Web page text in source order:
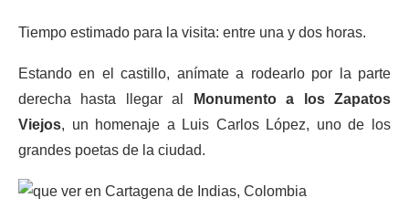
Tiempo estimado para la visita: entre una y dos horas.
Estando en el castillo, anímate a rodearlo por la parte
derecha hasta llegar al
Monumento a los Zapatos
Viejos, un homenaje a Luis Carlos López, uno de los
grandes poetas de la ciudad.